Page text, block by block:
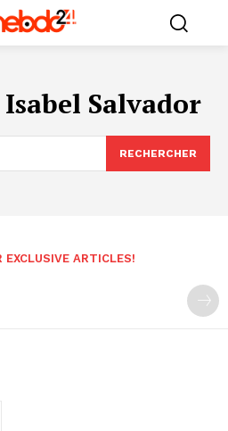
Salvador
RECHERCHER
EXCLUSIVE ARTICLES!